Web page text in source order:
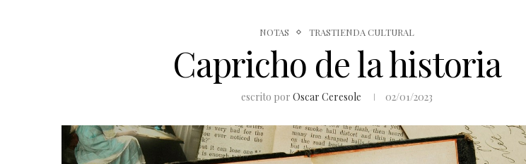
NOTAS TRASTIENDA CULTURAL
Capricho de la historia
escrito porOscar Ceresole 02/01/2023